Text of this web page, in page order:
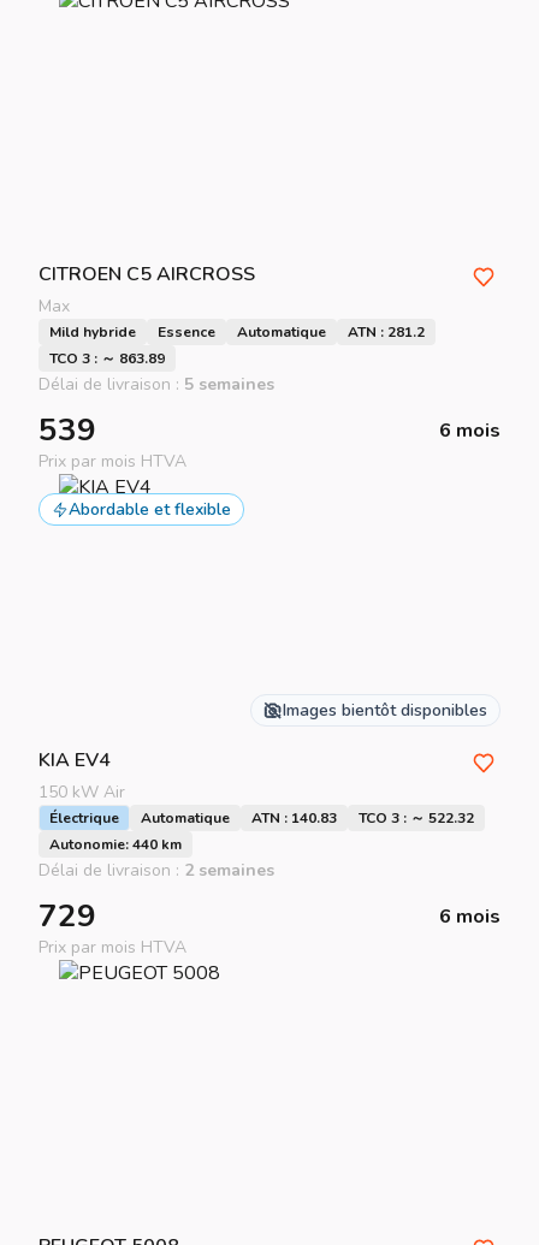
CITROEN C5 AIRCROSS
Max
Mild hybride Essence Automatique
ATN : 281.2
TCO 3 : ～ 863.89
Délai de livraison : 5 semaines
539 6 mois
Prix par mois HTVA
Abordable et flexible
Images bientôt disponibles
KIA EV4
150 kW Air
Électrique Automatique ATN : 140.83
TCO 3 : ～ 522.32
Autonomie: 440 km
Délai de livraison : 2 semaines
729 6 mois
Prix par mois HTVA